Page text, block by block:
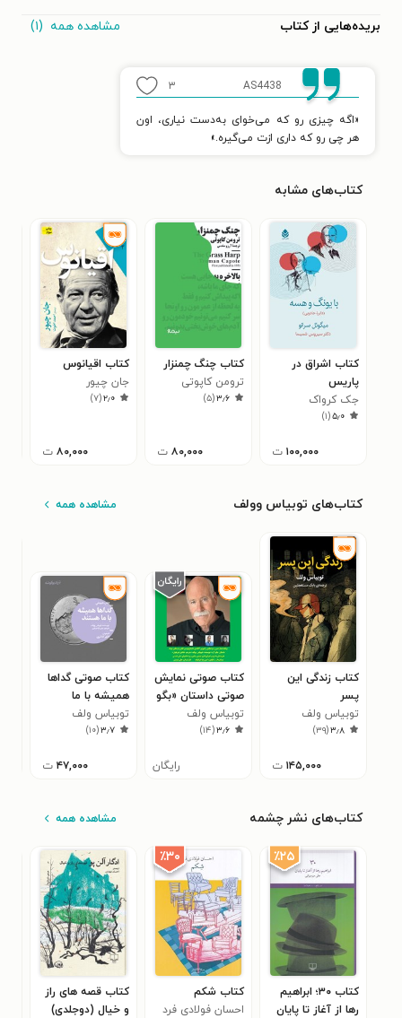
بریده‌هایی از کتاب مشاهده همه (۱)
AS4438 ۳
«اگه چیزی رو که می‌خوای به‌دست نیاری، اون
هر چی رو که داری ازت می‌گیره.»
کتاب‌های مشابه
کتاب اشراق در
پاریس
جک کرواک
۵٫۰(۱)
۱۰۰,۰۰۰ ت
کتاب چنگ چمنزار
ترومن کاپوتی
۳٫۶(۵)
۸۰,۰۰۰ ت
کتاب اقیانوس
جان چیور
۲٫۰(۷)
۸۰,۰۰۰ ت
کتاب‌های توبیاس وولف مشاهده همه
کتاب زندگی این
پسر
توبیاس ولف
۳٫۸(۳۹)
۱۴۵,۰۰۰ ت
کتاب صوتی نمایش
صوتی داستان «بگو
آره»
توبیاس ولف
۳٫۶(۱۴)
رایگان
کتاب صوتی گداها
همیشه با ما
هستند
توبیاس ولف
۳٫۷(۱۰)
۴۷,۰۰۰ ت
کتاب‌های نشر چشمه مشاهده همه
٪۲۵
کتاب ۳۰؛ ابراهیم
رها از آغاز تا پایان
٪۳۰
کتاب شکم
احسان فولادی فرد
کتاب قصه های راز
و خیال (دوجلدی)